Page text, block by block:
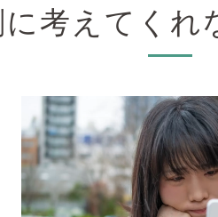
考えてくれ